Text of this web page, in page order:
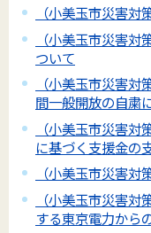
（小美玉市災害
（小美玉市災害
ついて
（小美玉市災害
間一般開放の自粛
（小美玉市災害
に基づく支援金の
（小美玉市災害
（小美玉市災害
する東京電力から